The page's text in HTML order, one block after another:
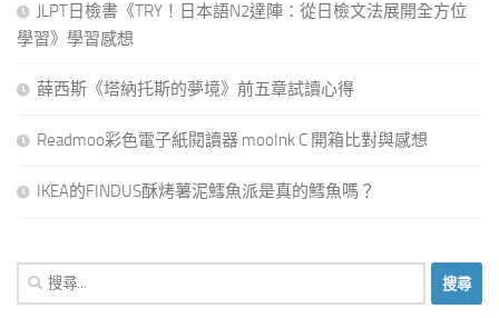
JLPT日檢書《TRY！日本語N2達陣：從日檢文法展開全方位
學習》學習感想
薛西斯《塔納托斯的夢境》前五章試讀心得
Readmoo彩色電子紙閱讀器 mooInk C 開箱比對與感想
IKEA的FINDUS酥烤薯泥鱈魚派是真的鱈魚嗎？
搜
尋